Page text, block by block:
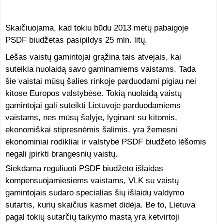
Skaičiuojama, kad tokiu būdu 2013 metų pabaigoje
PSDF biudžetas pasipildys 25 mln. litų.
Lėšas vaistų gamintojai grąžina tais atvejais, kai
suteikia nuolaidą savo gaminamiems vaistams. Tada
šie vaistai mūsų šalies rinkoje parduodami pigiau nei
kitose Europos valstybėse. Tokią nuolaidą vaistų
gamintojai gali suteikti Lietuvoje parduodamiems
vaistams, nes mūsų šalyje, lyginant su kitomis,
ekonomiškai stipresnėmis šalimis, yra žemesni
ekonominiai rodikliai ir valstybė PSDF biudžeto lėšomis
negali įpirkti brangesnių vaistų.
Siekdama reguliuoti PSDF biudžeto išlaidas
kompensuojamiesiems vaistams, VLK su vaistų
gamintojais sudaro specialias šių išlaidų valdymo
sutartis, kurių skaičius kasmet didėja. Be to, Lietuva
pagal tokių sutarčių taikymo mastą yra ketvirtoji